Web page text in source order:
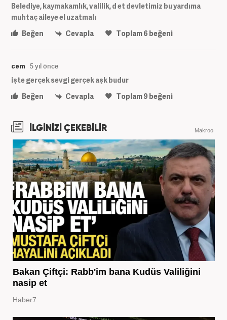
Belediye, kaymakamlık, valilik, d et devletimiz bu yardıma
muhtaç aileye el uzatmalı
Beğen
Cevapla Toplam6 beğeni
cem 5 yıl önce
işte gerçek sevgi gerçek aşk budur
Beğen
Cevapla Toplam9 beğeni
İLGİNİZİ ÇEKEBİLİR Makroo
Bakan Çiftçi: Rabb'im bana Kudüs Valiliğini
nasip et
Haber7